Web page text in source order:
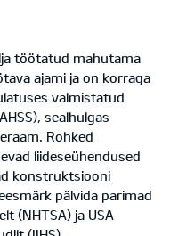
töötatud mahutama
ajami ja on korraga
valmistatud
sealhulgas
Rohked
liideseühendused
konstruktsiooni
pälvida parimad
(NHTSA) ja USA